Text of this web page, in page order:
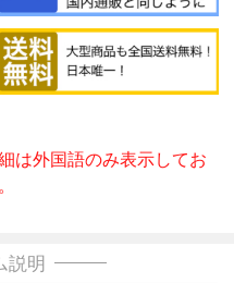
は外国語のみ表示してお
説明